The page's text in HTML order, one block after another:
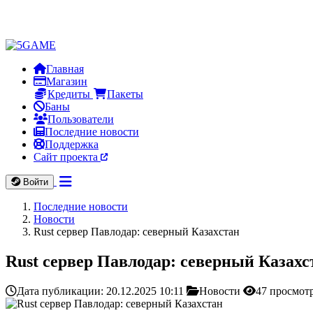
Главная
Магазин
Кредиты
Пакеты
Баны
Пользователи
Последние новости
Поддержка
Сайт проекта
Войти
Последние новости
Новости
Rust сервер Павлодар: северный Казахстан
Rust сервер Павлодар: северный
Дата публикации: 20.12.2025 10:11 Новости 47